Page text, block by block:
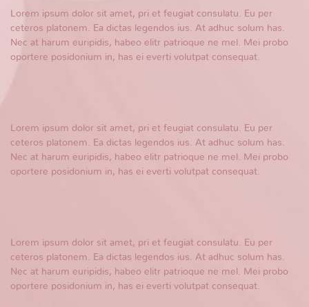
Lorem ipsum dolor sit amet, pri et feugiat consulatu. Eu per
ceteros platonem. Ea dictas legendos ius. At adhuc solum has.
Nec at harum euripidis, habeo elitr patrioque ne mel. Mei probo
oportere posidonium in, has ei everti volutpat consequat.
Lorem ipsum dolor sit amet, pri et feugiat consulatu. Eu per
ceteros platonem. Ea dictas legendos ius. At adhuc solum has.
Nec at harum euripidis, habeo elitr patrioque ne mel. Mei probo
oportere posidonium in, has ei everti volutpat consequat.
Lorem ipsum dolor sit amet, pri et feugiat consulatu. Eu per
ceteros platonem. Ea dictas legendos ius. At adhuc solum has.
Nec at harum euripidis, habeo elitr patrioque ne mel. Mei probo
oportere posidonium in, has ei everti volutpat consequat.